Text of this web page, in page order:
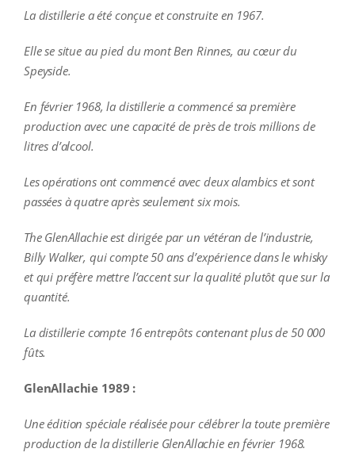
La distillerie a été conçue et construite en 1967.
Elle se situe au pied du mont Ben Rinnes, au cœur du
Speyside.
En février 1968, la distillerie a commencé sa première
production avec une capacité de près de trois millions de
litres d’alcool.
Les opérations ont commencé avec deux alambics et sont
passées à quatre après seulement six mois.
The GlenAllachie est dirigée par un vétéran de l’industrie,
Billy Walker, qui compte 50 ans d’expérience dans le whisky
et qui préfère mettre l’accent sur la qualité plutôt que sur la
quantité.
La distillerie compte 16 entrepôts contenant plus de 50 000
fûts.
GlenAllachie 1989 :
Une édition spéciale réalisée pour célébrer la toute première
production de la distillerie GlenAllachie en février 1968.